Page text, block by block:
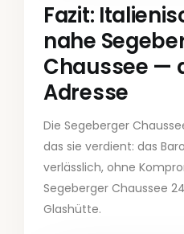
Fazit:
nahe
Chaussee —
Adresse
Die Segeberger
das sie verdient: das
verlässlich, ohne
Segeberger Chaussee
Glashütte.